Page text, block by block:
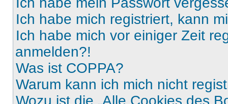
Ich habe mich registriert, kann
Ich habe mich vor einiger Zeit
anmelden?!
Was ist COPPA?
Warum kann ich mich nicht
Wozu ist die „Alle Cookies des